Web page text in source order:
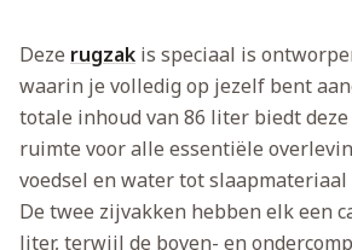
Deze rugzak is speciaal is
waarin je volledig op jezelf bent
totale inhoud van 86 liter biedt deze
ruimte voor alle essentiële
voedsel en water tot slaapmateriaal
De twee zijvakken hebben elk een
liter, terwijl de boven- en